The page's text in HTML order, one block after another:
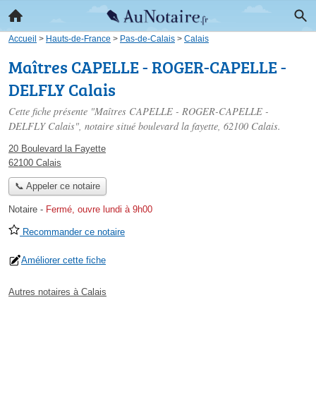
Accueil > Hauts-de-France > Pas-de-Calais > Calais
Maîtres CAPELLE - ROGER-CAPELLE -
DELFLY Calais
Cette fiche présente "Maîtres CAPELLE - ROGER-CAPELLE -
DELFLY Calais", notaire situé boulevard la fayette, 62100 Calais.
20 Boulevard la Fayette
62100 Calais
📞 Appeler ce notaire
Notaire - Fermé, ouvre lundi à 9h00
Recommander ce notaire
Améliorer cette fiche
Autres notaires à Calais